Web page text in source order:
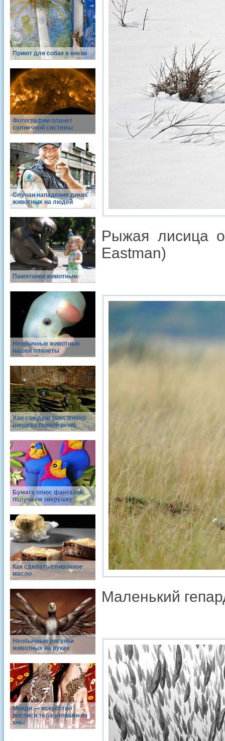
Приют для собак в киеве
Фотографии планет
солнечной системы
Случаи нападения диких
животных на людей
Памятники животным
Необычные животные
нашей планеты
Хан сон дунг (son doong)
(пещера горной реки)
Бумага плюс фантазия,
получаем зверушку
Как сделать сливочное
масло
Необычные рисунки
животных на руках
Менди — искусство
росписи тела узорами из
хны
Рыжая лисица
Eastman)
Маленький